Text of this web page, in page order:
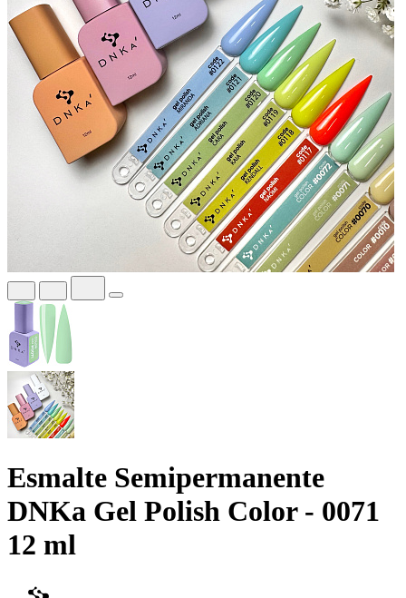
Esmalte Semipermanente
DNKa Gel Polish Color - 0071
12 ml